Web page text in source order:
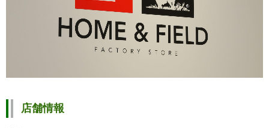
店舗情報